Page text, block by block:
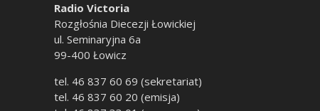
Radio Victoria
Rozgłośnia Diecezji Łowickiej
ul. Seminaryjna 6a
99-400 Łowicz
tel. 46 837 60 69 (sekretariat)
tel. 46 837 60 20 (emisja)